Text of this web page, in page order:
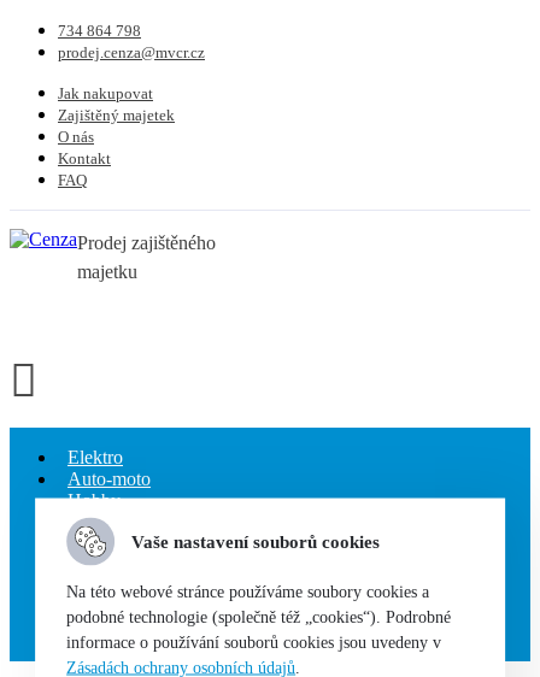
734 864 798
prodej.cenza@mvcr.cz
Jak nakupovat
Zajištěný majetek
O nás
Kontakt
FAQ
Prodej zajištěného
majetku
Elektro
Auto-moto
Hobby
Oblečení
Hodinky
Kola
Lodě
Technologie
Sběratelství
Vaše nastavení souborů cookies
Na této webové stránce používáme soubory cookies a
podobné technologie (společně též „cookies“). Podrobné
informace o používání souborů cookies jsou uvedeny v
Zásadách ochrany osobních údajů